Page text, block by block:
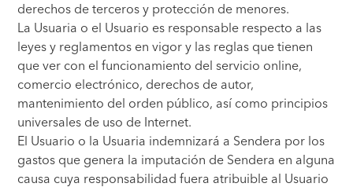
derechos de terceros y protección de menores.
La Usuaria o el Usuario es responsable respecto a las
leyes y reglamentos en vigor y las reglas que tienen
que ver con el funcionamiento del servicio online,
comercio electrónico, derechos de autor,
mantenimiento del orden público, así como principios
universales de uso de Internet.
El Usuario o la Usuaria indemnizará a Sendera por los
gastos que genera la imputación de Sendera en alguna
causa cuya responsabilidad fuera atribuible al Usuario